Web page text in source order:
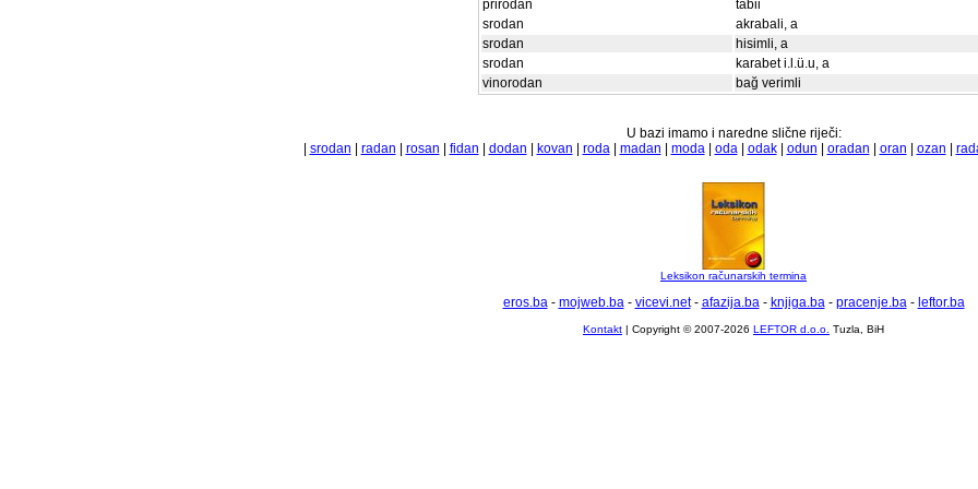
prirodan
tabii
srodan
akrabali, a
srodan
hisimli, a
srodan
karabet i.l.ü.u, a
vinorodan
bağ verimli
U bazi imamo i naredne slične riječi:
srodan radan rosan fidan dodan kovan roda| madan moda| oda| odak| odun oradan oran ozan
Leksikon računarskih termina
eros.ba- mojweb.ba- vicevi.net- afazija.ba- knjiga.ba- pracenje.ba- leftor.ba
Kontakt | Copyright © 2007-2026 LEFTOR d.o.o. Tuzla, BiH